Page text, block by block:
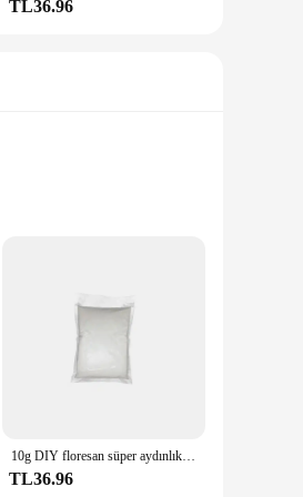
TL36.96
room. The high-quality
mesmerizing classroom
for creative placement,
The long-lasting
10g DIY floresan süper aydınlık parçacıklar kızdırma Pigment parlak çakıl karanlık kum tozu parlayan Noctilucent kum
TL36.96